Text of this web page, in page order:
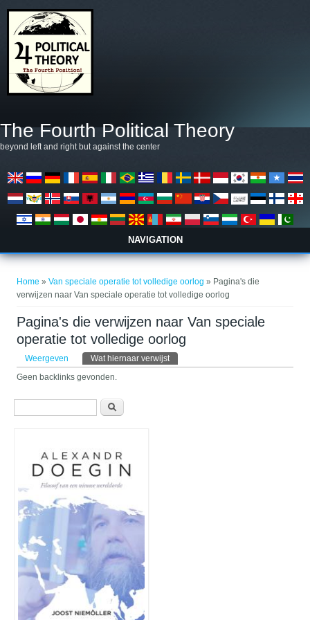
The Fourth Political Theory
beyond left and right but against the center
NAVIGATION
Home »Van speciale operatie tot volledige oorlog » Pagina's die
verwijzen naar Van speciale operatie tot volledige oorlog
Pagina's die verwijzen naar Van speciale
operatie tot volledige oorlog
Primaire tabs
Weergeven Wat hiernaar verwijst(actieve tabblad)
Geen backlinks gevonden.